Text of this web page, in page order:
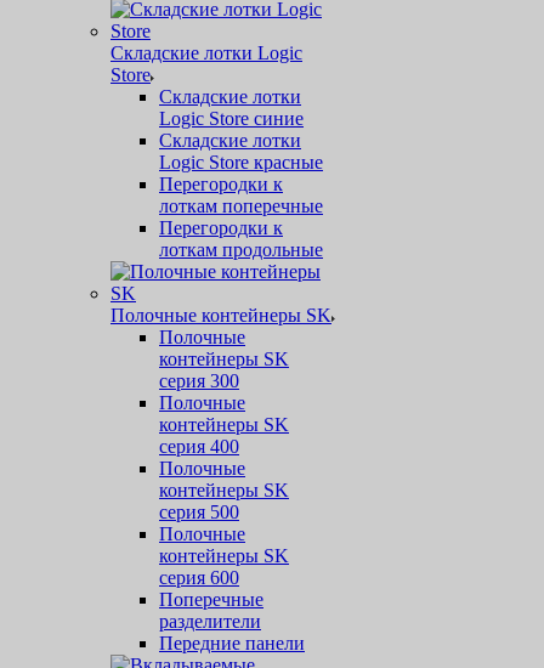
Складские лотки Logic
Store
Складские лотки
Logic Store синие
Складские лотки
Logic Store красные
Перегородки к
лоткам поперечные
Перегородки к
лоткам продольные
Полочные контейнеры SK
Полочные
контейнеры SK
серия 300
Полочные
контейнеры SK
серия 400
Полочные
контейнеры SK
серия 500
Полочные
контейнеры SK
серия 600
Поперечные
разделители
Передние панели